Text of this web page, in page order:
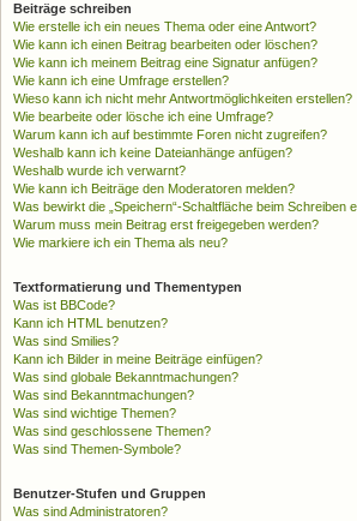
Beiträge schreiben
Wie erstelle ich ein neues Thema oder eine Antwort?
Wie kann ich einen Beitrag bearbeiten oder löschen?
Wie kann ich meinem Beitrag eine Signatur anfügen?
Wie kann ich eine Umfrage erstellen?
Wieso kann ich nicht mehr Antwortmöglichkeiten erstellen?
Wie bearbeite oder lösche ich eine Umfrage?
Warum kann ich auf bestimmte Foren nicht zugreifen?
Weshalb kann ich keine Dateianhänge anfügen?
Weshalb wurde ich verwarnt?
Wie kann ich Beiträge den Moderatoren melden?
Was bewirkt die „Speichern“-Schaltfläche beim Schreiben
Warum muss mein Beitrag erst freigegeben werden?
Wie markiere ich ein Thema als neu?
Textformatierung und Thementypen
Was ist BBCode?
Kann ich HTML benutzen?
Was sind Smilies?
Kann ich Bilder in meine Beiträge einfügen?
Was sind globale Bekanntmachungen?
Was sind Bekanntmachungen?
Was sind wichtige Themen?
Was sind geschlossene Themen?
Was sind Themen-Symbole?
Benutzer-Stufen und Gruppen
Was sind Administratoren?